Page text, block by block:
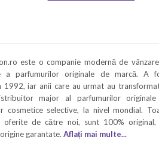
este o companie modernă de
a parfumurilor originale de marcă. A
1992, iar anii care au urmat au
major al parfumurilor
cosmetice selective, la nivel mondial.
oferite de către noi, sunt 100% original,
garantate. Aflați mai multe...